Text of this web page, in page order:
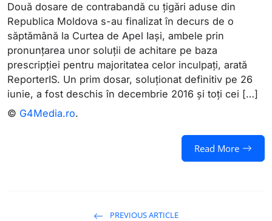
Două dosare de contrabandă cu țigări aduse din
Republica Moldova s-au finalizat în decurs de o
săptămână la Curtea de Apel Iași, ambele prin
pronunțarea unor soluții de achitare pe baza
prescripției pentru majoritatea celor inculpați, arată
ReporterIS. Un prim dosar, soluționat definitiv pe 26
iunie, a fost deschis în decembrie 2016 și toți cei […]
© G4Media.ro.
Read More
PREVIOUS ARTICLE